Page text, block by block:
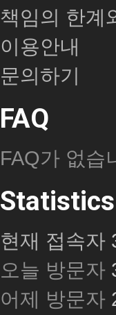
책임의 한계
이용안내
문의하기
FAQ
FAQ가 없습
Statistics
현재 접속자
오늘 방문자
어제 방문자